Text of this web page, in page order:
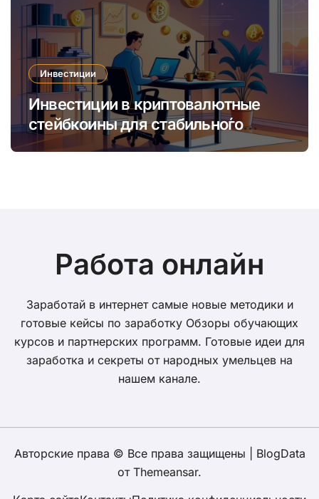
Инвестиции
Инвестиции в криптовалютные
стейбкоины для стабильно́го
онлайн-заработка в условиях
Работа онлайн
Заработай в интернет самые новые методики и
готовые кейсы по заработку Обзоры обучающих
курсов и партнерских программ. Готовые идеи для
заработка и секреты от народных умельцев на
нашем канале.
Авторские права © Все права защищены
BlogData
от Themeansar.